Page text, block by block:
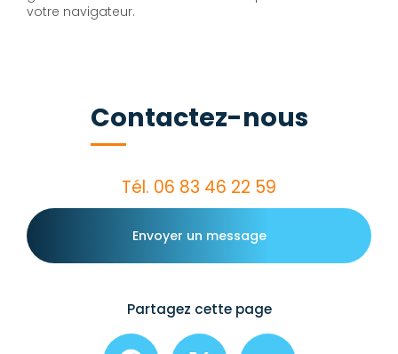
votre navigateur.
Contactez-nous
Tél. 06 83 46 22 59
Envoyer un message
Partagez cette page
Facebook